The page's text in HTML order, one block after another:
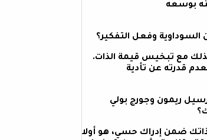
بوسعه
مع تبخيس قيمة الذات.
قدرته عن تأدية
ريمون وجورج بولي
ضمن إدراك حسي، هو أولا